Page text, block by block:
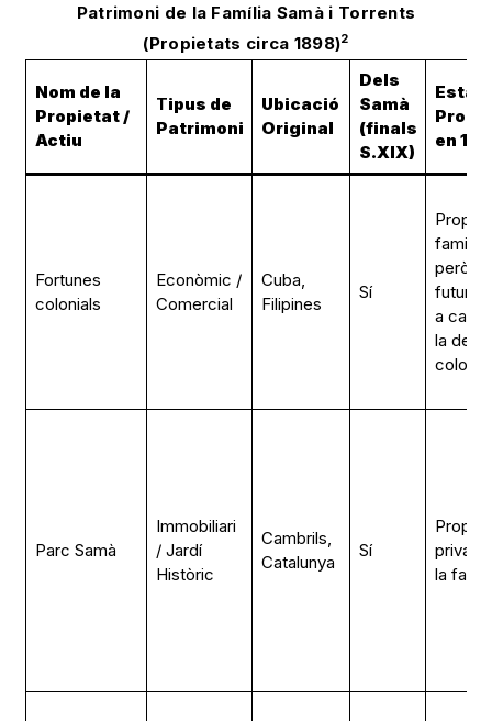
Patrimoni de la Família Samà i Torrents
(Propietats circa 1898)2
Nom de la
Propietat /
Actiu
Tipus de
Patrimoni
Ubicació
Original
Dels
Samà
(finals
S.XIX)
Estat /
en
Fortunes
colonials
Econòmic /
Comercial
Cuba,
Filipines
Sí
familiar,
però
futur
a
la
colonial
Parc Samà
Immobiliari
/ Jardí
Històric
Cambrils,
Catalunya
Sí
la